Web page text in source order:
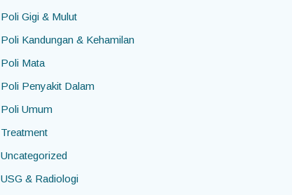
Poli Gigi & Mulut
Poli Kandungan & Kehamilan
Poli Mata
Poli Penyakit Dalam
Poli Umum
Treatment
Uncategorized
USG & Radiologi